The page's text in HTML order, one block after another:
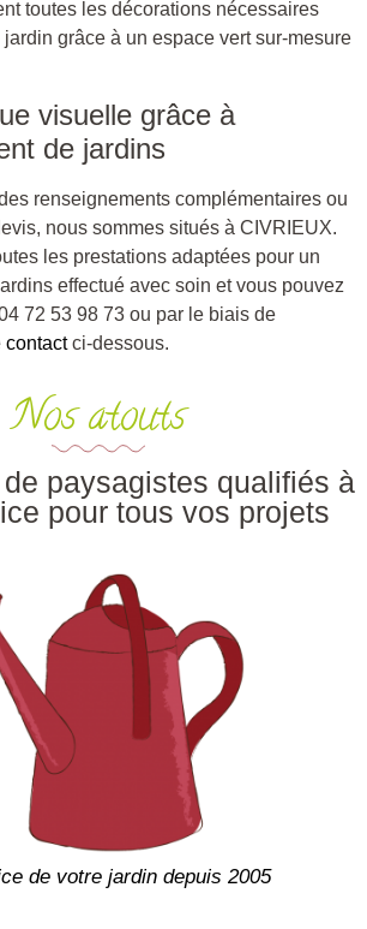
toutes les décorations nécessaires
grâce à un espace vert sur-mesure
visuelle grâce à
de jardins
renseignements complémentaires ou
nous sommes situés à CIVRIEUX.
les prestations adaptées pour un
effectué avec soin et vous pouvez
72 53 98 73 ou par le biais de
contactci-dessous.
Nos atouts
paysagistes qualifiés à
pour tous vos projets
de votre jardin depuis 2005